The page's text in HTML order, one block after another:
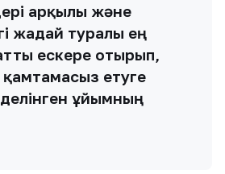
арқылы және
жағдай туралы ең
ескере отырып,
етуге
ұйымның